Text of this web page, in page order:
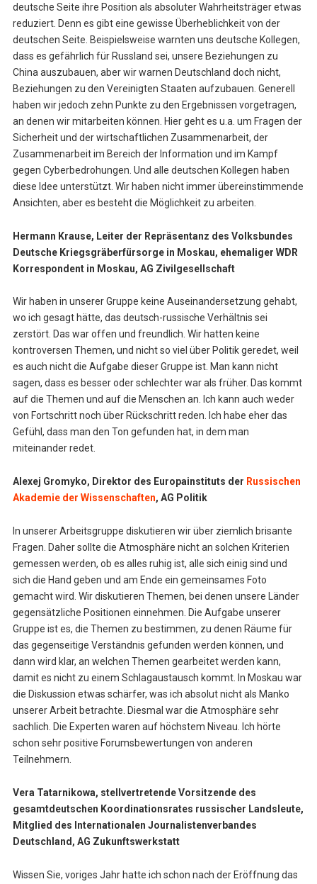
deutsche Seite ihre Position als absoluter Wahrheitsträger etwas
reduziert. Denn es gibt eine gewisse Überheblichkeit von der
deutschen Seite. Beispielsweise warnten uns deutsche Kollegen,
dass es gefährlich für Russland sei, unsere Beziehungen zu
China auszubauen, aber wir warnen Deutschland doch nicht,
Beziehungen zu den Vereinigten Staaten aufzubauen. Generell
haben wir jedoch zehn Punkte zu den Ergebnissen vorgetragen,
an denen wir mitarbeiten können. Hier geht es u.a. um Fragen der
Sicherheit und der wirtschaftlichen Zusammenarbeit, der
Zusammenarbeit im Bereich der Information und im Kampf
gegen Cyberbedrohungen. Und alle deutschen Kollegen haben
diese Idee unterstützt. Wir haben nicht immer übereinstimmende
Ansichten, aber es besteht die Möglichkeit zu arbeiten.
Hermann Krause, Leiter der Repräsentanz des Volksbundes
Deutsche Kriegsgräberfürsorge in Moskau, ehemaliger WDR
Korrespondent in Moskau, AG Zivilgesellschaft
Wir haben in unserer Gruppe keine Auseinandersetzung gehabt,
wo ich gesagt hätte, das deutsch-russische Verhältnis sei
zerstört. Das war offen und freundlich. Wir hatten keine
kontroversen Themen, und nicht so viel über Politik geredet, weil
es auch nicht die Aufgabe dieser Gruppe ist. Man kann nicht
sagen, dass es besser oder schlechter war als früher. Das kommt
auf die Themen und auf die Menschen an. Ich kann auch weder
von Fortschritt noch über Rückschritt reden. Ich habe eher das
Gefühl, dass man den Ton gefunden hat, in dem man
miteinander redet.
Alexej Gromyko, Direktor des Europainstituts der Russischen
Akademie der Wissenschaften, AG Politik
In unserer Arbeitsgruppe diskutieren wir über ziemlich brisante
Fragen. Daher sollte die Atmosphäre nicht an solchen Kriterien
gemessen werden, ob es alles ruhig ist, alle sich einig sind und
sich die Hand geben und am Ende ein gemeinsames Foto
gemacht wird. Wir diskutieren Themen, bei denen unsere Länder
gegensätzliche Positionen einnehmen. Die Aufgabe unserer
Gruppe ist es, die Themen zu bestimmen, zu denen Räume für
das gegenseitige Verständnis gefunden werden können, und
dann wird klar, an welchen Themen gearbeitet werden kann,
damit es nicht zu einem Schlagaustausch kommt. In Moskau war
die Diskussion etwas schärfer, was ich absolut nicht als Manko
unserer Arbeit betrachte. Diesmal war die Atmosphäre sehr
sachlich. Die Experten waren auf höchstem Niveau. Ich hörte
schon sehr positive Forumsbewertungen von anderen
Teilnehmern.
Vera Tatarnikowa, stellvertretende Vorsitzende des
gesamtdeutschen Koordinationsrates russischer Landsleute,
Mitglied des Internationalen Journalistenverbandes
Deutschland, AG Zukunftswerkstatt
Wissen Sie, voriges Jahr hatte ich schon nach der Eröffnung das